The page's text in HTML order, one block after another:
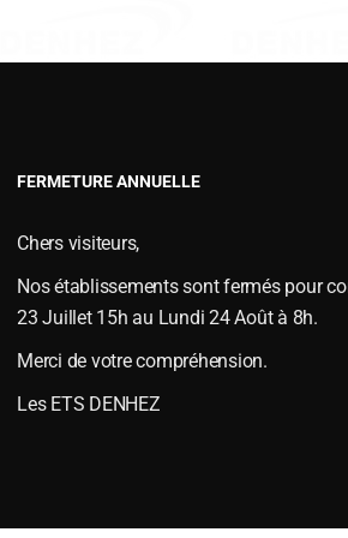
VERSOIRS TYPE JOUTEL
VERSOIRS TYPE VIAUD
FERMETURE ANNUELLE
Chers visiteurs,
Nos établissements sont fermés pour
23 Juillet 15h au Lundi 24 Août à 8h.
Merci de votre compréhension.
Les ETS DENHEZ